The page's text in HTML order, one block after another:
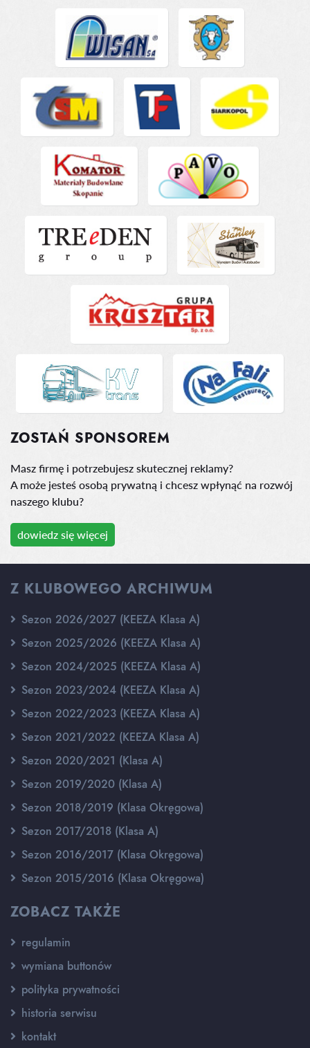
ZOSTAŃ SPONSOREM
Masz firmę i potrzebujesz skutecznej reklamy?
A może jesteś osobą prywatną i chcesz wpłynąć na rozwój
naszego klubu?
dowiedz się więcej
Z KLUBOWEGO ARCHIWUM
Sezon 2026/2027 (KEEZA Klasa A)
Sezon 2025/2026 (KEEZA Klasa A)
Sezon 2024/2025 (KEEZA Klasa A)
Sezon 2023/2024 (KEEZA Klasa A)
Sezon 2022/2023 (KEEZA Klasa A)
Sezon 2021/2022 (KEEZA Klasa A)
Sezon 2020/2021 (Klasa A)
Sezon 2019/2020 (Klasa A)
Sezon 2018/2019 (Klasa Okręgowa)
Sezon 2017/2018 (Klasa A)
Sezon 2016/2017 (Klasa Okręgowa)
Sezon 2015/2016 (Klasa Okręgowa)
ZOBACZ TAKŻE
regulamin
wymiana buttonów
polityka prywatności
historia serwisu
kontakt